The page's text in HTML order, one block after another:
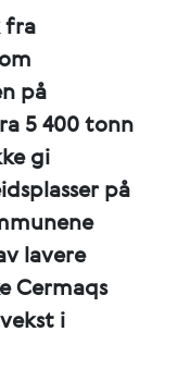
fra
på
5 400 tonn
gi
på
lavere
Cermaqs
i